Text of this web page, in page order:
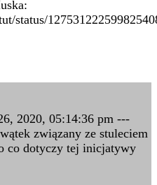
status/
2020, 05:14:36 pm ---
związany ze stuleciem
co dotyczy tej inicjatywy